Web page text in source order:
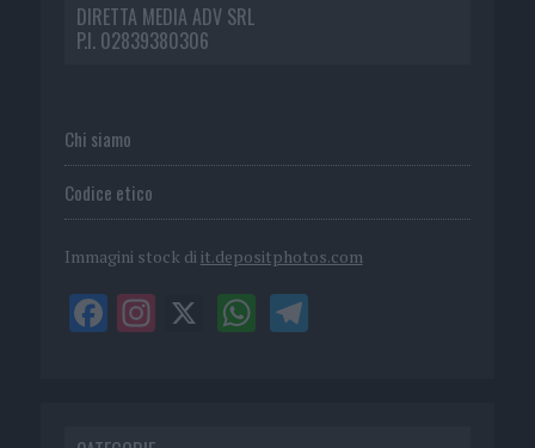
DIRETTA MEDIA ADV SRL
P.I. 02839380306
Chi siamo
Codice etico
Immagini stock di it.depositphotos.com